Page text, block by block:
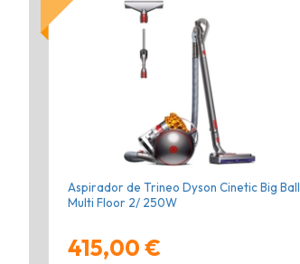
Aspirador de Trineo Dyson Cinetic Big Ball
Multi Floor 2/ 250W
415,00 €